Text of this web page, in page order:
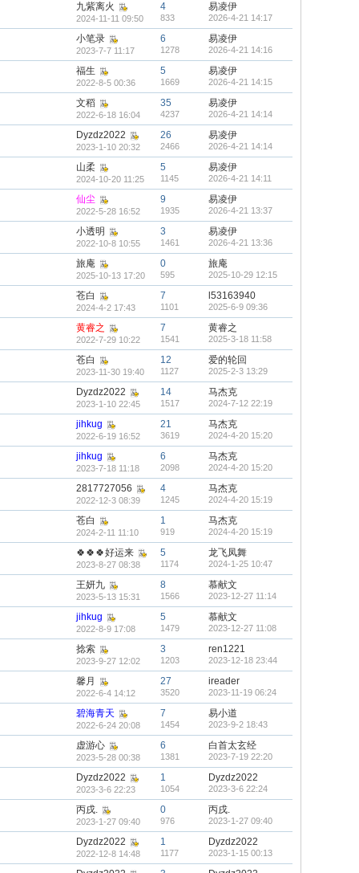
九紫离火
2024-11-11 09:50
4
833
易凌伊
2026-4-21 14:17
小笔录
2023-7-7 11:17
6
1278
易凌伊
2026-4-21 14:16
福生
2022-8-5 00:36
5
1669
易凌伊
2026-4-21 14:15
文稻
2022-6-18 16:04
35
4237
易凌伊
2026-4-21 14:14
Dyzdz2022
2023-1-10 20:32
26
2466
易凌伊
2026-4-21 14:14
山柔
2024-10-20 11:25
5
1145
易凌伊
2026-4-21 14:11
仙尘
2022-5-28 16:52
9
1935
易凌伊
2026-4-21 13:37
小透明
2022-10-8 10:55
3
1461
易凌伊
2026-4-21 13:36
旅庵
2025-10-13 17:20
0
595
旅庵
2025-10-29 12:15
苍白
2024-4-2 17:43
7
1101
l53163940
2025-6-9 09:36
黄睿之
2022-7-29 10:22
7
1541
黄睿之
2025-3-18 11:58
苍白
2023-11-30 19:40
12
1127
爱的轮回
2025-2-3 13:29
Dyzdz2022
2023-1-10 22:45
14
1517
马杰克
2024-7-12 22:19
jihkug
2022-6-19 16:52
21
3619
马杰克
2024-4-20 15:20
jihkug
2023-7-18 11:18
6
2098
马杰克
2024-4-20 15:20
2817727056
2022-12-3 08:39
4
1245
马杰克
2024-4-20 15:19
苍白
2024-2-11 11:10
1
919
马杰克
2024-4-20 15:19
🍀🍀🍀好运来
2023-8-27 08:38
5
1174
龙飞凤舞
2024-1-25 10:47
王妍九
2023-5-13 15:31
8
1566
慕献文
2023-12-27 11:14
jihkug
2022-8-9 17:08
5
1479
慕献文
2023-12-27 11:08
捻索
2023-9-27 12:02
3
1203
ren1221
2023-12-18 23:44
馨月
2022-6-4 14:12
27
3520
ireader
2023-11-19 06:24
碧海青天
2022-6-24 20:08
7
1454
易小道
2023-9-2 18:43
虚游心
2023-5-28 00:38
6
1381
白首太玄经
2023-7-19 22:20
Dyzdz2022
2023-3-6 22:23
1
1054
Dyzdz2022
2023-3-6 22:24
丙戌.
2023-1-27 09:40
0
976
丙戌.
2023-1-27 09:40
Dyzdz2022
2022-12-8 14:48
1
1177
Dyzdz2022
2023-1-15 00:13